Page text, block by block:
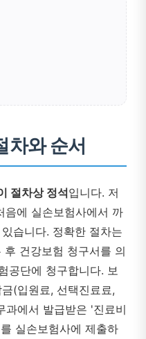
차와 순서
절차상 정석입니다. 저
음에 실손보험사에서 까
습니다. 정확한 절차는
건강보험 청구서를 의
공단에 청구합니다. 보
(입원료, 선택진료료,
과에서 발급받은 '진료비
실손보험사에 제출하